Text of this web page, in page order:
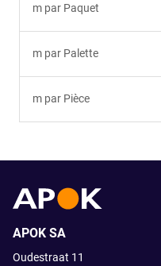
m par Paquet
m par Palette
m par Pièce
APOK SA
Oudestraat 11